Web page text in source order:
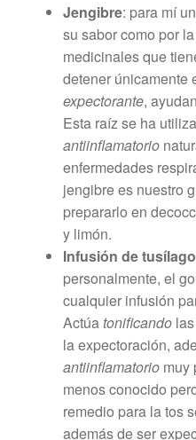
Jengibre: para mí
su sabor como por
medicinales que
detener únicamente
expectorante,
Esta raíz se ha
antiinflamatorio
enfermedades
jengibre es nuestro
prepararlo en
y limón.
Infusión de
personalmente, el
cualquier infusión
Actúatonificando
la expectoración,
antiinflamatorio muy
menos conocido
remedio para la tos
además de ser